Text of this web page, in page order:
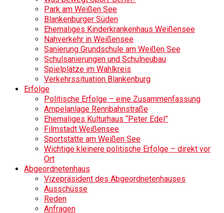
Park am Weißen See
Blankenburger Süden
Ehemaliges Kinderkrankenhaus Weißensee
Nahverkehr in Weißensee
Sanierung Grundschule am Weißen See
Schulsanierungen und Schulneubau
Spielplätze im Wahlkreis
Verkehrssituation Blankenburg
Erfolge
Politische Erfolge – eine Zusammenfassung
Ampelanlage Rennbahnstraße
Ehemaliges Kulturhaus “Peter Edel”
Filmstadt Weißensee
Sportstätte am Weißen See
Wichtige kleinere politische Erfolge – direkt vor
Ort
Abgeordnetenhaus
Vizepräsident des Abgeordnetenhauses
Ausschüsse
Reden
Anfragen